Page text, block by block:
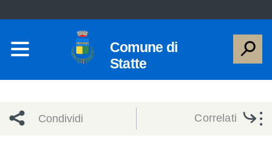
Comune di
Statte
Condividi Correlati